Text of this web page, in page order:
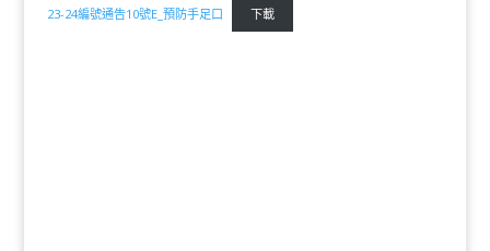
23-24編號通告10號E_預防手足口 下載